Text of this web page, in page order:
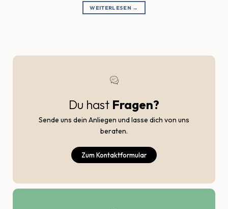
WEITERLESEN →
Du hast Fragen?
Sende uns dein Anliegen und lasse dich von uns
beraten.
Zum Kontaktformular